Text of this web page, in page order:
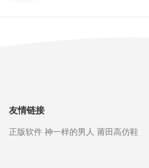
友情链接
正版软件 神一样的男人 莆田高仿鞋